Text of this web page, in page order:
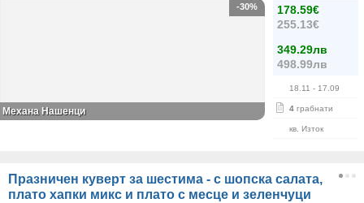
178.59€
255.13€
349.29лв
498.99лв
18.11 - 17.09
4 грабнати
кв. Изток
-30%
Механа Нашенци
Празничен куверт за шестима - с шопска салата,
плато хапки микс и плато с месце и зеленчуци